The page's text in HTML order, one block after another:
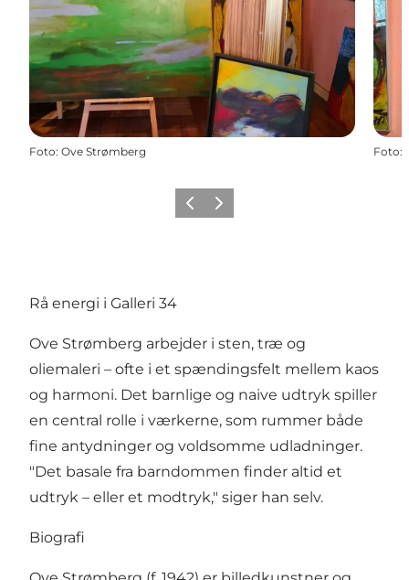
Foto: Ove Strømberg Foto:
ForrigeNæste
Rå energi i Galleri 34
Ove Strømberg arbejder i sten, træ og
oliemaleri – ofte i et spændingsfelt mellem kaos
og harmoni. Det barnlige og naive udtryk spiller
en central rolle i værkerne, som rummer både
fine antydninger og voldsomme udladninger.
"Det basale fra barndommen finder altid et
udtryk – eller et modtryk," siger han selv.
Biografi